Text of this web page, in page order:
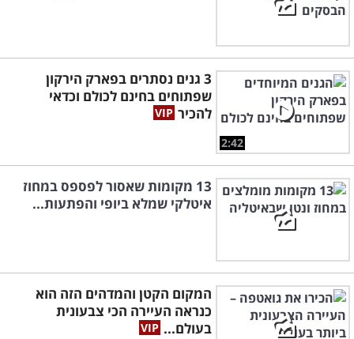
2:42
3 גנים נסתרים בפארק הירקון
שפתוחים בחינם לכולם וכדאי
להכיר
13 מקומות שאסור לפספס במחוז
איטלקי שמלא ביופי והפתעות...
המקום הקטן והמדהים הזה הוא
כנראה העיירה הכי צבעונית
בעולם...